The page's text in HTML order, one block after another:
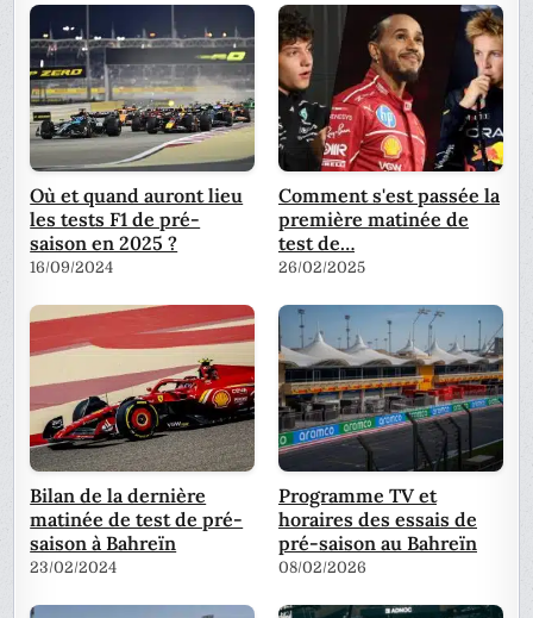
Où et quand auront lieu
les tests F1 de pré-
saison en 2025 ?
16/09/2024
Comment s'est passée la
première matinée de
test de…
26/02/2025
Bilan de la dernière
matinée de test de pré-
saison à Bahreïn
23/02/2024
Programme TV et
horaires des essais de
pré-saison au Bahreïn
08/02/2026